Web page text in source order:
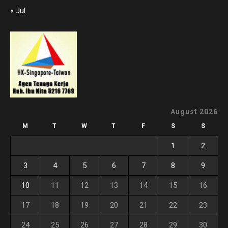
« Jul
August 2026
M T W T F S S
1 2
3 4 5 6 7 8 9
10 11 12 13 14 15 16
17 18 19 20 21 22 23
24 25 26 27 28 29 30